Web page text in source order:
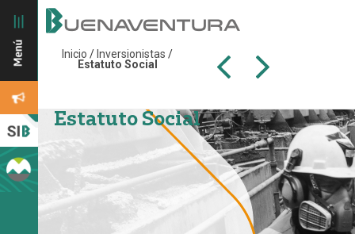
Inicio / Inversionistas /
Estatuto Social
Estatuto Social